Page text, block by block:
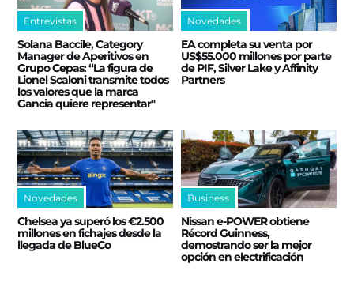
Entrevistas
Solana Baccile, Category
Manager de Aperitivos en
Grupo Cepas: “La figura de
Lionel Scaloni transmite todos
los valores que la marca
Gancia quiere representar"
Novedades
EA completa su venta por
US$55.000 millones por parte
de PIF, Silver Lake y Affinity
Partners
Novedades
Chelsea ya superó los €2.500
millones en fichajes desde la
llegada de BlueCo
Business
Nissan e‑POWER obtiene
Récord Guinness,
demostrando ser la mejor
opción en electrificación